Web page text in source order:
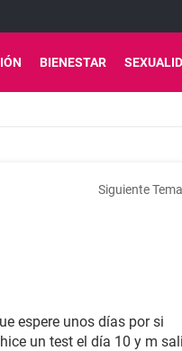
BIENESTAR
Siguiente Tema
espere unos días por si
un test el día 10 y m